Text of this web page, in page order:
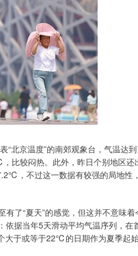
“北京温度”的南郊观象台，气温达
比较闷热。此外，昨日个别地区
，不过这一数据有较强的局地性
了“夏天”的感觉，但这并不意味着
据当年5天滑动平均气温序列，在
于或等于22℃的日期作为夏季起始